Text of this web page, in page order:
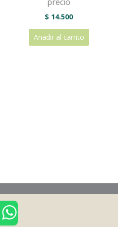
precio
$ 14.500
Añadir al carrito